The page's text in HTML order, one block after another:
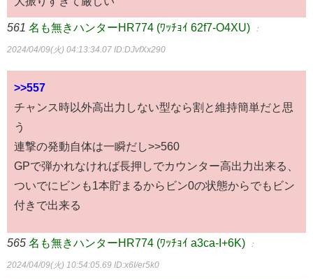
561 名も無きハンターHR774 (ﾜｯﾁｮｲ 62f7-O4XU) ：
2024/04/09(火) 04:13:34.07 ID:DJvfXx290
>>557
チャンス時以外高出力しない型なら割と維持簡単だと思
う
連撃の発動自体は一瞬だし>>560
GPで弾かれなければ長押しでカウンター高出力出来る、
ついでにビンも1本貯まるからビン0の状態からでもビン
付きで出来る
565 名も無きハンターHR774 (ﾜｯﾁｮｲ a3ca-I+6K) ：
2024/04/09(火) 10:54:05.69 ID:x6I/er5k0